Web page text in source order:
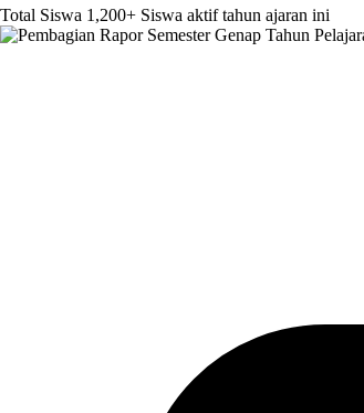
Total Siswa 1,200+ Siswa aktif tahun ajaran ini